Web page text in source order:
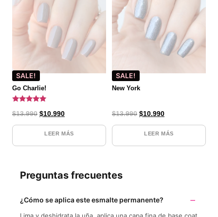
SALE!
Go Charlie!
con
de 5
$13.990 $10.990
LEER MÁS
SALE!
New York
$13.990 $10.990
LEER MÁS
Preguntas frecuentes
¿Cómo se aplica este esmalte permanente?